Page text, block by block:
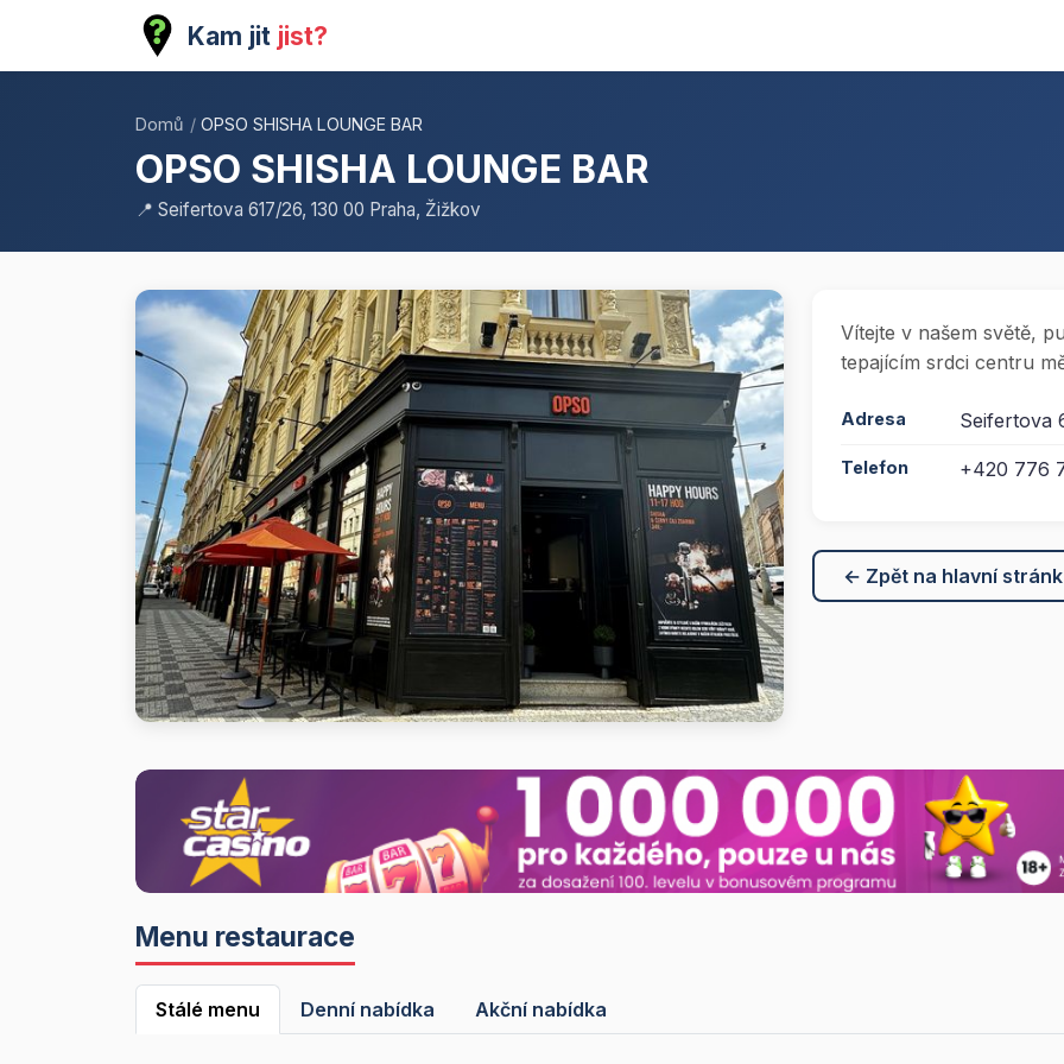
Kam jit jist?
Domů / OPSO SHISHA LOUNGE BAR
OPSO SHISHA LOUNGE BAR
📍 Seifertova 617/26, 130 00 Praha, Žižkov
Vítejte v našem světě,
tepajícím srdci centru
Adresa Seifertova
Telefon +420 776
← Zpět na hlavní
Menu restaurace
Stálé menu Denní nabídka Akční nabídka